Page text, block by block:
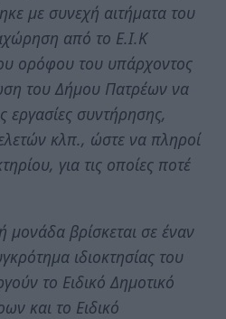
με συνεχή αιτήματα του
από το Ε.Ι.Κ
ορόφου του υπάρχοντος
του Δήμου Πατρέων να
εργασίες συντήρησης,
κλπ., ώστε να πληροί
για τις οποίες ποτέ
μονάδα βρίσκεται σε έναν
ιδιοκτησίας του
το Ειδικό Δημοτικό
και το Ειδικό